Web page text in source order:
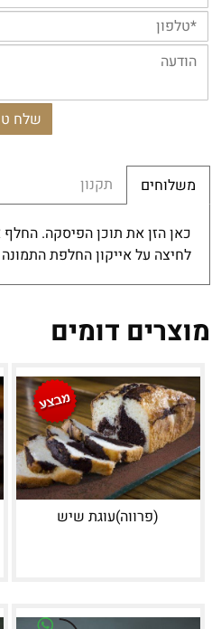
משלוחים תקנון
כאן הזן את תוכן הפיסקה. החלף
לחיצה על אייקון החלפת
מוצרים דומים
(פרווה)עוגת שיש